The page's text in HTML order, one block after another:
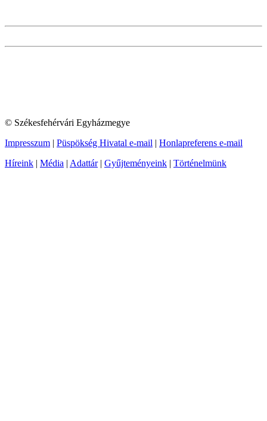
© Székesfehérvári Egyházmegye
Impresszum | Püspökség Hivatal e-mail | Honlapreferens e-mail
Híreink | Média | Adattár| Gyűjteményeink | Történelmünk